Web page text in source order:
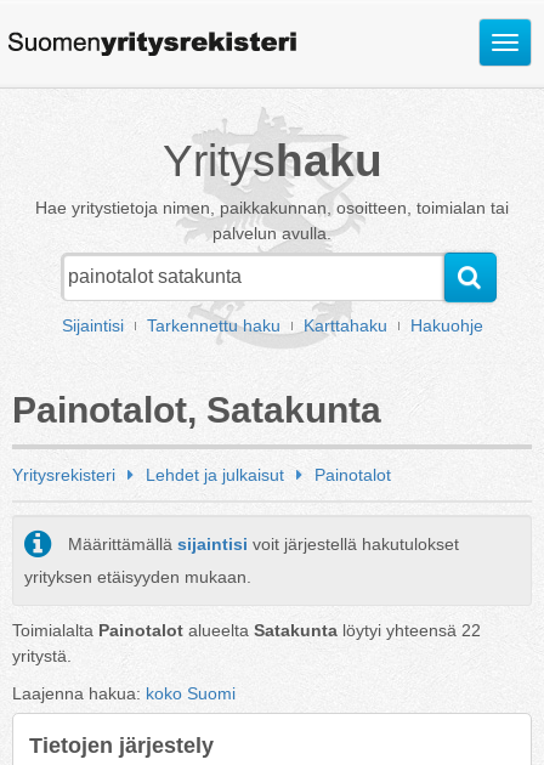
Avaa
Yrityshaku
Hae yritystietoja nimen, paikkakunnan, osoitteen, toimialan tai
palvelun avulla.
Sijaintisi Tarkennettu haku Karttahaku Hakuohje
Painotalot, Satakunta
Yritysrekisteri Lehdet ja julkaisut Painotalot
Määrittämällä sijaintisi voit järjestellä hakutulokset
yrityksen etäisyyden mukaan.
Toimialalta Painotalot alueelta Satakunta löytyi yhteensä 22
yritystä.
Laajenna hakua: koko Suomi
Tietojen järjestely